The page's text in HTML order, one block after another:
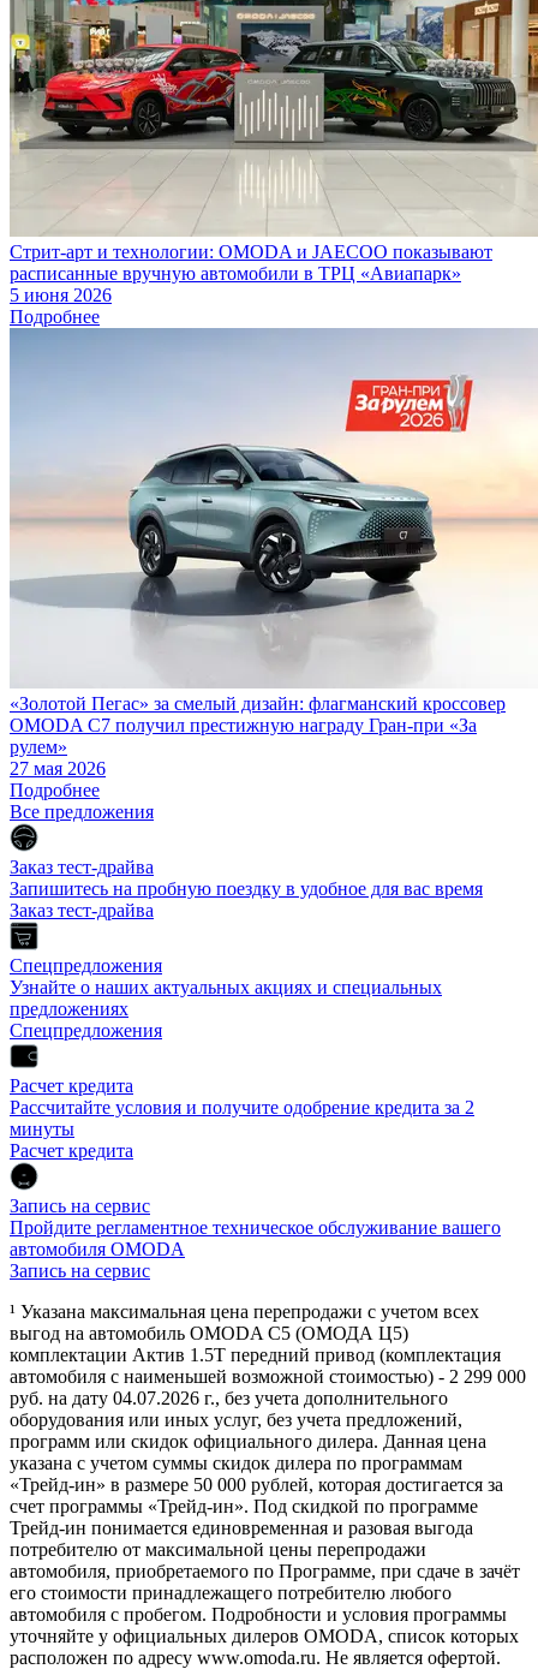
Стрит-арт и технологии: OMODA и JAECOO показывают
расписанные вручную автомобили в ТРЦ «Авиапарк»
5 июня 2026
Подробнее
«Золотой Пегас» за смелый дизайн: флагманский кроссовер
OMODA C7 получил престижную награду Гран-при «За
рулем»
27 мая 2026
Подробнее
Все предложения
Заказ тест-драйва
Запишитесь на пробную поездку в удобное для вас время
Заказ тест-драйва
Спецпредложения
Узнайте о наших актуальных акциях и специальных
предложениях
Спецпредложения
Расчет кредита
Рассчитайте условия и получите одобрение кредита за 2
минуты
Расчет кредита
Запись на сервис
Пройдите регламентное техническое обслуживание вашего
автомобиля OMODA
Запись на сервис
¹ Указана максимальная цена перепродажи с учетом всех
выгод на автомобиль OMODA C5 (ОМОДА Ц5)
комплектации Актив 1.5Т передний привод (комплектация
автомобиля с наименьшей возможной стоимостью) - 2 299 000
руб. на дату 04.07.2026 г., без учета дополнительного
оборудования или иных услуг, без учета предложений,
программ или скидок официального дилера. Данная цена
указана с учетом суммы скидок дилера по программам
«Трейд-ин» в размере 50 000 рублей, которая достигается за
счет программы «Трейд-ин». Под скидкой по программе
Трейд-ин понимается единовременная и разовая выгода
потребителю от максимальной цены перепродажи
автомобиля, приобретаемого по Программе, при сдаче в зачёт
его стоимости принадлежащего потребителю любого
автомобиля с пробегом. Подробности и условия программы
уточняйте у официальных дилеров OMODA, список которых
расположен по адресу www.omoda.ru. Не является офертой.